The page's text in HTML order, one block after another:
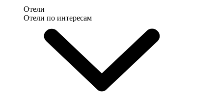
Отели
Отели по интересам